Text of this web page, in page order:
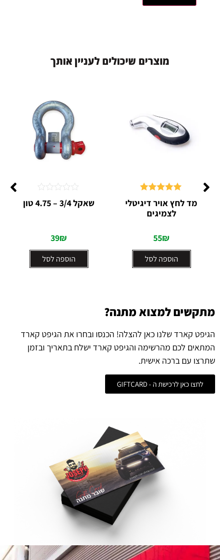
מוצרים שיכולים לענייןאותך
מד לחץ אויר דיגיטלי
לצמיגים
55₪
הוספה לסל
מתוך 5
שאקל 3/4 – 4.75 טון
39₪
הוספה לסל
0
מתקשים למצוא מתנה?
הגיפט קארד שלנו כאן להצלה! הכנסו ובחרו את הגיפט קארד
המתאים לכם מהרשימה והגיפט קארד ישלח בתאריך ובזמן
שתרצו עם ברכה אישית.
לחצו כאן לרכישת ה - GIFTCARD